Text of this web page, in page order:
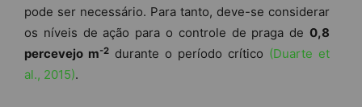
pode ser necessário. Para tanto, deve-se considerar
os níveis de ação para o controle de praga de 0,8
percevejo m-2 durante o período crítico (Duarte et
al., 2015).